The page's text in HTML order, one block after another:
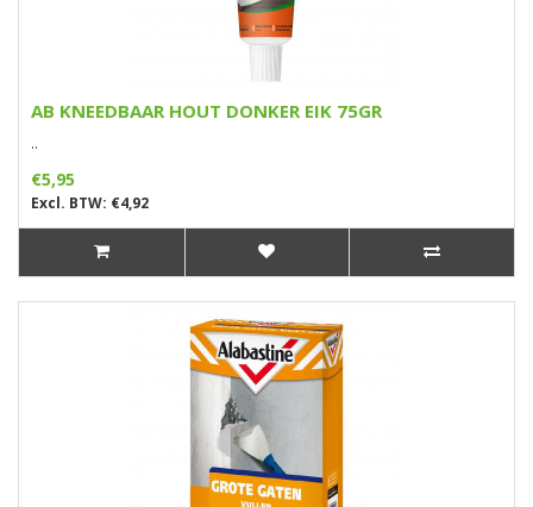
AB KNEEDBAAR HOUT DONKER EIK 75GR
..
€5,95
Excl. BTW: €4,92